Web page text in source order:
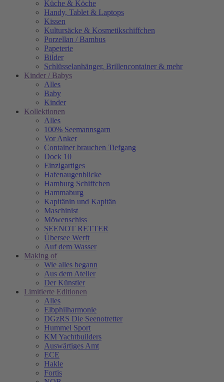
Küche & Köche
Handy, Tablet & Laptops
Kissen
Kultursäcke & Kosmetikschiffchen
Porzellan / Bambus
Papeterie
Bilder
Schlüsselanhänger, Brillencontainer & mehr
Kinder / Babys
Alles
Baby
Kinder
Kollektionen
Alles
100% Seemannsgarn
Vor Anker
Container brauchen Tiefgang
Dock 10
Einzigartiges
Hafenaugen­blicke
Hamburg Schiffchen
Hammaburg
Kapitänin und Kapitän
Maschinist
Möwenschiss
SEENOT RETTER
Übersee Werft
Auf dem Wasser
Making of
Wie alles begann
Aus dem Atelier
Der Künstler
Limitierte Editionen
Alles
Elbphilharmonie
DGzRS Die Seenotretter
Hummel Sport
KM Yachtbuilders
Auswärtiges Amt
ECE
Hakle
Fortis